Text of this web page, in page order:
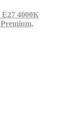
4000К